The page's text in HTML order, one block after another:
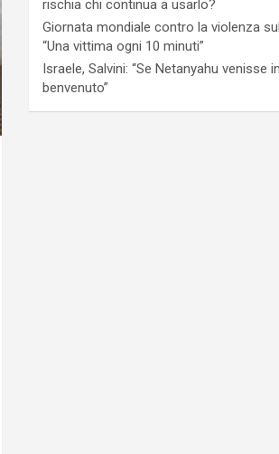
rischia chi continua a usarlo?
Giornata mondiale contro la violenza
“Una vittima ogni 10 minuti”
Israele, Salvini: “Se Netanyahu venisse
benvenuto”